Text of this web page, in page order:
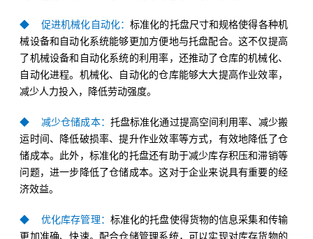
◆ 促进机械化自动化：标准化的托盘尺寸和规格使得各种机
械设备和自动化系统能够更加方便地与托盘配合。这不仅提高
了机械设备和自动化系统的利用率，还推动了仓库的机械化、
自动化进程。机械化、自动化的仓库能够大大提高作业效率，
减少人力投入，降低劳动强度。
◆ 减少仓储成本： 托盘标准化通过提高空间利用率、减少搬
运时间、降低破损率、提升作业效率等方式，有效地降低了仓
储成本。此外，标准化的托盘还有助于减少库存积压和滞销等
问题，进一步降低了仓储成本。这对于企业来说具有重要的经
济效益。
◆ 优化库存管理： 标准化的托盘使得货物的信息采集和传输
更加准确、快速。配合仓储管理系统，可以实现对库存货物的